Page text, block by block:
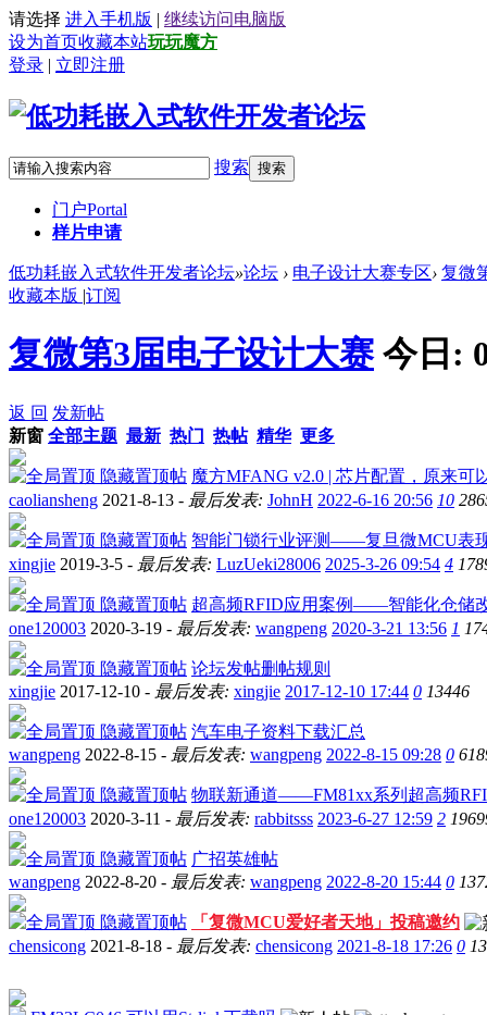
请选择 进入手机版 | 继续访问电脑版
设为首页收藏本站玩玩魔方
登录 | 立即注册
搜索 搜索
门户Portal
样片申请
低功耗嵌入式软件开发者论坛»论坛 › 电子设计大赛专区› 复微
收藏本版 |订阅
复微第3届电子设计大赛 今日:
返 回 发新帖
新窗 全部主题 最新 热门 热帖 精华 更多
隐藏置顶帖 魔方MFANG v2.0 | 芯片配置，原来可
caoliansheng 2021-8-13 - 最后发表: JohnH 2022-6-16 20:56 10
隐藏置顶帖 智能门锁行业评测——复旦微MCU表
xingjie 2019-3-5 - 最后发表: LuzUeki28006 2025-3-26 09:54 4
隐藏置顶帖 超高频RFID应用案例——智能化仓储
one120003 2020-3-19 - 最后发表: wangpeng 2020-3-21 13:56 1
隐藏置顶帖 论坛发帖删帖规则
xingjie 2017-12-10 - 最后发表: xingjie 2017-12-10 17:44 0 13446
隐藏置顶帖 汽车电子资料下载汇总
wangpeng 2022-8-15 - 最后发表: wangpeng 2022-8-15 09:28 0
隐藏置顶帖 物联新通道——FM81xx系列超高频
one120003 2020-3-11 - 最后发表: rabbitsss 2023-6-27 12:59 2
隐藏置顶帖 广招英雄帖
wangpeng 2022-8-20 - 最后发表: wangpeng 2022-8-20 15:44 0
隐藏置顶帖
「复微MCU爱好者天地」投稿邀约
chensicong 2021-8-18 - 最后发表: chensicong 2021-8-18 17:26 0